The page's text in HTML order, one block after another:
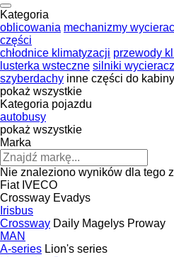
Kategoria
oblicowania mechanizmy
części
chłodnice klimatyzacji przewody
lusterka wsteczne silniki
szyberdachy inne części do kabiny
pokaż wszystkie
Kategoria pojazdu
autobusy
pokaż wszystkie
Marka
Nie znaleziono wyników dla tego
Fiat IVECO
Crossway Evadys
Irisbus
Crossway Daily Magelys Proway
MAN
A-series Lion's series